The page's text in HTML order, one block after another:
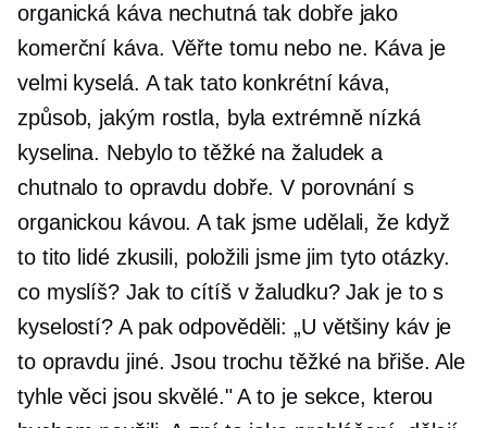
organická káva nechutná tak dobře jako
komerční káva. Věřte tomu nebo ne. Káva je
velmi kyselá. A tak tato konkrétní káva,
způsob, jakým rostla, byla extrémně nízká
kyselina. Nebylo to těžké na žaludek a
chutnalo to opravdu dobře. V porovnání s
organickou kávou. A tak jsme udělali, že když
to tito lidé zkusili, položili jsme jim tyto otázky.
co myslíš? Jak to cítíš v žaludku? Jak je to s
kyselostí? A pak odpověděli: „U většiny káv je
to opravdu jiné. Jsou trochu těžké na břiše. Ale
tyhle věci jsou skvělé." A to je sekce, kterou